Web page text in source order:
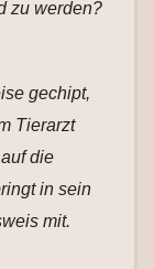
zu werden?
gechipt,
Tierarzt
die
in sein
mit.